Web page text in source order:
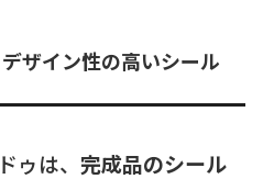
ザイン性の高いシール
ゥは、 完成品のシール